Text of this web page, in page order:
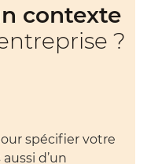
contexte
?
spécifier votre
d’un